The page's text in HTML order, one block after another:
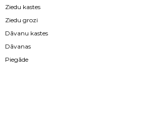
Ziedu kastes
Ziedu grozi
Dāvanu kastes
Dāvanas
Piegāde